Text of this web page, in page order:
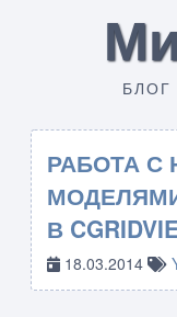
РАБОТА С
В
18.03.2014